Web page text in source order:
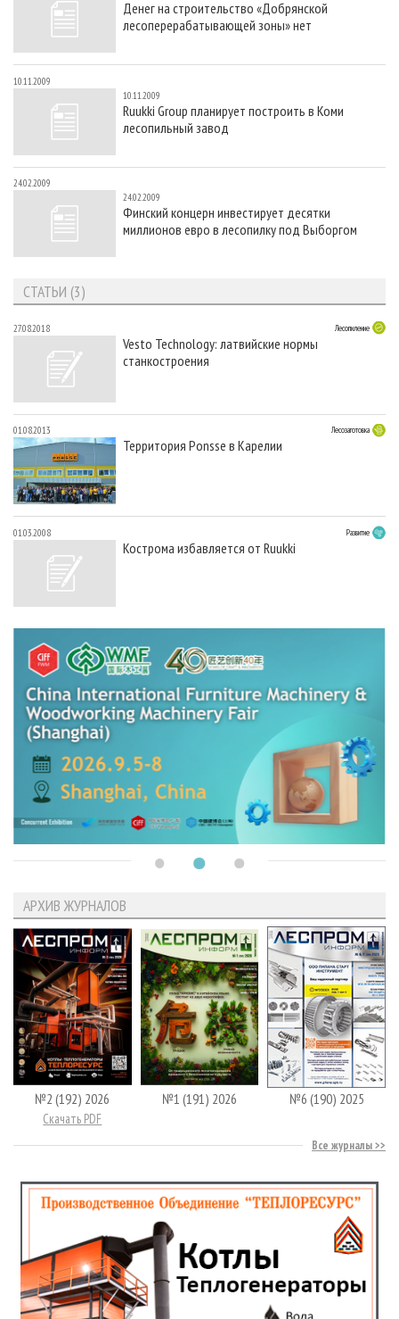
СУШКА ДРЕВЕСИНЫ
ПРОИЗВОДСТВО ДРЕВЕСНЫХ ПЛИТ
ДЕРЕВЯННОЕ ДОМОСТРОЕНИЕ
ПРОИЗВОДСТВО МЕБЕЛИ
БИОЭНЕРГЕТИКА
ЦБП
ИНСТРУМЕНТ И МАТЕРИАЛЫ
ПЕРСОНЫ
МОБИЛЬНЫЕ ВЫСТАВКИ
ПРИОРИТЕТНЫЕ ИНВЕСТПРОЕКТЫ
RUSSIAN FORESTRY REVIEW
ГАЗЕТА ЛЕСПРОМФОРУМ
БИБЛИОТЕКА СПЕЦИАЛИСТА
КОНТАКТЫ
РЕКЛАМА
Денег на строительство «Добрянской
лесоперерабатывающей зоны» нет
10.11.2009
10.11.2009
Ruukki Group планирует построить в Коми
лесопильный завод
24.02.2009
24.02.2009
Финский концерн инвестирует десятки
миллионов евро в лесопилку под Выборгом
СТАТЬИ (3)
27.08.2018 Лесопиление
Vesto Technology: латвийские нормы
станкостроения
01.08.2013 Лесозаготовка
Территория Ponsse в Карелии
01.03.2008 Развитие
Кострома избавляется от Ruukki
АРХИВ ЖУРНАЛОВ
№2 (192) 2026
Скачать PDF
№1 (191) 2026 №6 (190) 2025
Все журналы